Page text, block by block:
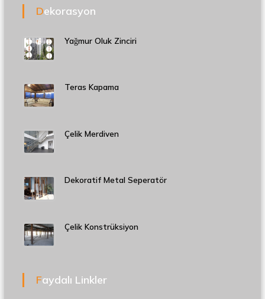
Dekorasyon
Yağmur Oluk Zinciri
Teras Kapama
Çelik Merdiven
Dekoratif Metal Seperatör
Çelik Konstrüksiyon
Faydalı Linkler